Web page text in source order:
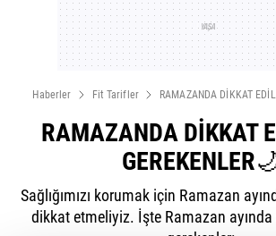
Haberler Fit Tarifler RAMAZANDA DİKKAT
RAMAZANDA DİKKAT
Sağlığımızı korumak için Ramazan
dikkat etmeliyiz. İşte Ramazan